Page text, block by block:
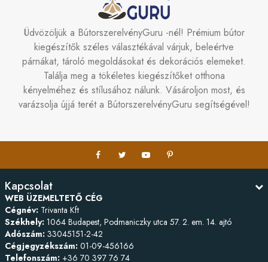
Üdvözöljük a BútorszerelvényGuru -nél! Prémium bútor
kiegészítők széles választékával várjuk, beleértve
párnákat, tároló megoldásokat és dekorációs elemeket.
Találja meg a tökéletes kiegészítőket otthona
kényelméhez és stílusához nálunk. Vásároljon most, és
varázsolja újjá terét a BútorszerelvényGuru segítségével!
Kapcsolat
WEB ÜZEMELTETŐ CÉG
Cégnév: Trivanta Kft
Székhely: 1064 Budapest, Podmaniczky utca 57. 2. em. 14. ajtó
Adószám: 33045151-2-42
Cégjegyzékszám: 01-09-456166
Telefonszám: +36 70 397 76 74